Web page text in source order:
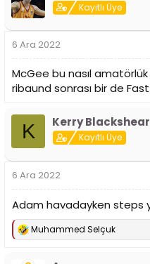
Kayıtlı Üye
6 Ara 2022
McGee bu nasıl
ribaund sonrası bir de
K Kerry Blackshear
Kayıtlı Üye
6 Ara 2022
Adam havadayken steps
T
Muhammed Selçuk